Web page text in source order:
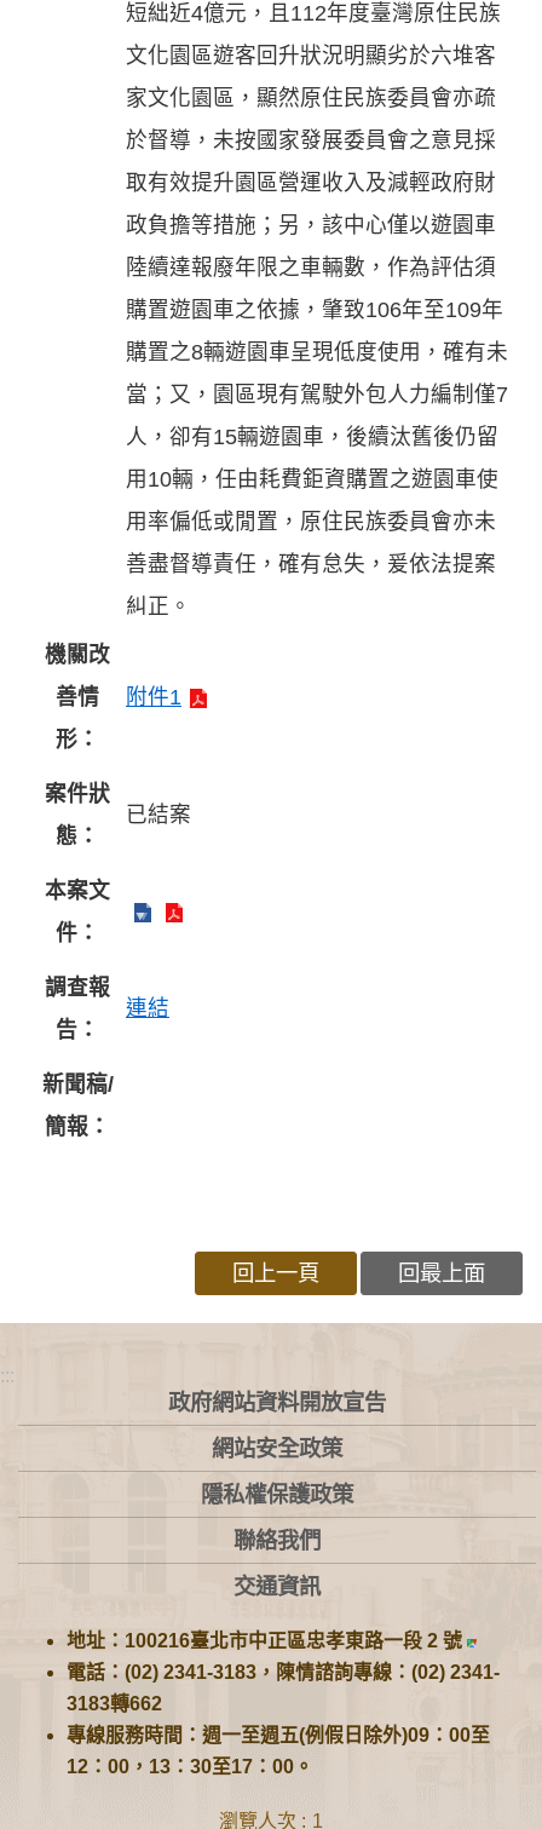
短絀近4億元，且112年度臺灣原住民族
文化園區遊客回升狀況明顯劣於六堆客
家文化園區，顯然原住民族委員會亦疏
於督導，未按國家發展委員會之意見採
取有效提升園區營運收入及減輕政府財
政負擔等措施；另，該中心僅以遊園車
陸續達報廢年限之車輛數，作為評估須
購置遊園車之依據，肇致106年至109年
購置之8輛遊園車呈現低度使用，確有未
當；又，園區現有駕駛外包人力編制僅7
人，卻有15輛遊園車，後續汰舊後仍留
用10輛，任由耗費鉅資購置之遊園車使
用率偏低或閒置，原住民族委員會亦未
善盡督導責任，確有怠失，爰依法提案
糾正。
機關改
善情
形：
附件1
案件狀
態：
已結案
本案文
件：
調查報
告：
連結
新聞稿/
簡報：
回上一頁 回最上面
:::
政府網站資料開放宣告
網站安全政策
隱私權保護政策
聯絡我們
交通資訊
地址：100216臺北市中正區忠孝東路一段 2 號
電話：(02) 2341-3183，陳情諮詢專線：(02) 2341-
3183轉662
專線服務時間：週一至週五(例假日除外)09：00至
12：00，13：30至17：00。
瀏覽人次 1